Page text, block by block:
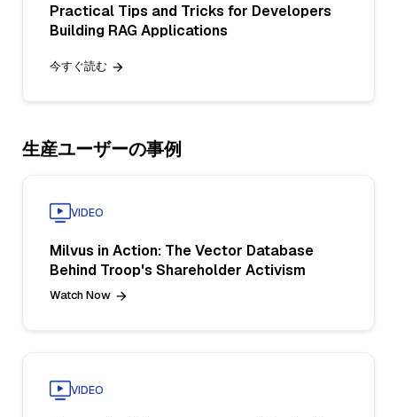
Practical Tips and Tricks for Developers
Building RAG Applications
今すぐ読む
生産ユーザーの事例
VIDEO
Milvus in Action: The Vector Database
Behind Troop's Shareholder Activism
Watch Now
VIDEO